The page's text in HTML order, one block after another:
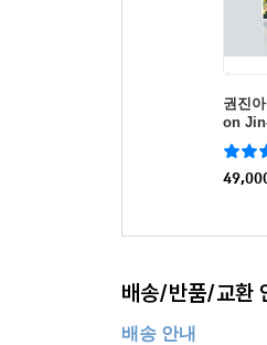
권진
on
컬러
배송/반품/교환
배송 안내